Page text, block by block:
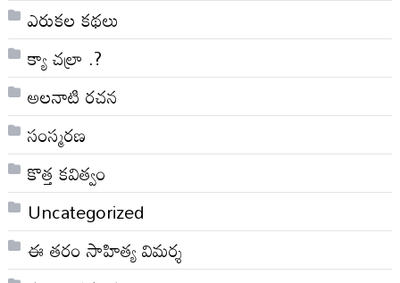
ఎరుకల కథలు
క్యా చల్రా .?
అలనాటి రచన
సంస్మరణ
కొత్త కవిత్వం
Uncategorized
ఈ తరం సాహిత్య విమర్శ